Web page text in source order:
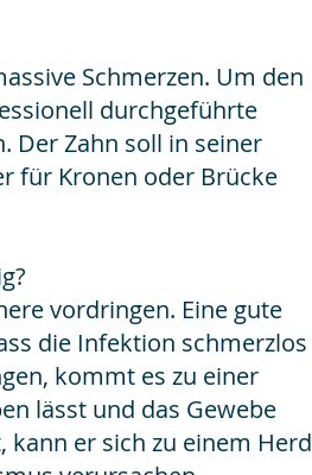
Schmerzen. Um den
durchgeführte
Der Zahn soll in seiner
für Kronen oder Brücke
vordringen. Eine gute
die Infektion schmerzlos
kommt es zu einer
lässt und das Gewebe
er sich zu einem Herd